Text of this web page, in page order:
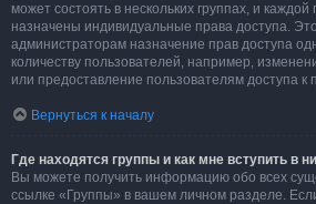
может состоять в нескольких группах, и каждой
назначены индивидуальные права доступа.
администраторам назначение прав доступа
количеству пользователей, например,
или предоставление пользователям доступа
Вернуться к началу
Где находятся группы и как мне вступить в
Вы можете получить информацию обо всех
ссылке «Группы» в вашем личном разделе.